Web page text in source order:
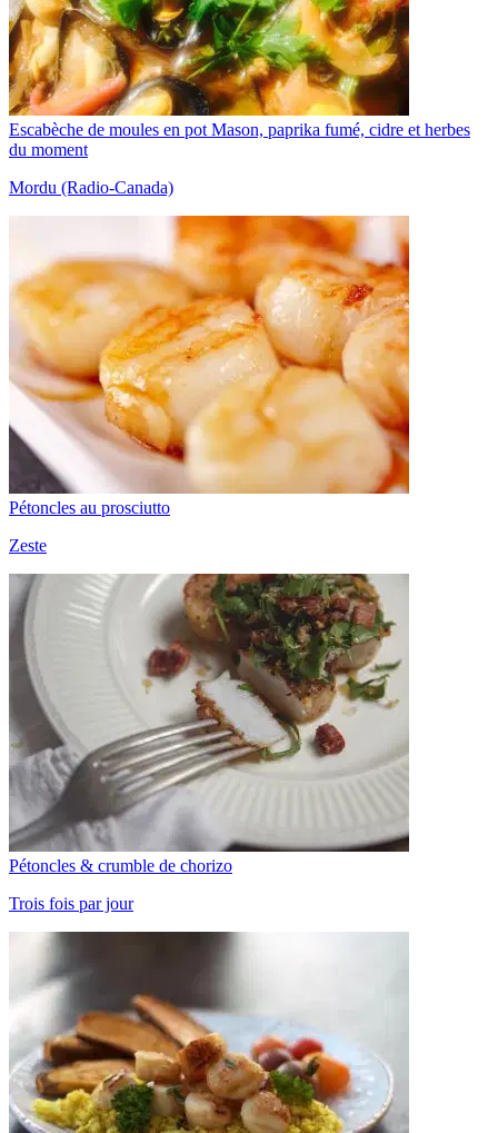
Escabèche de moules en pot Mason, paprika fumé, cidre et herbes
du moment
Mordu (Radio-Canada)
Pétoncles au prosciutto
Zeste
Pétoncles & crumble de chorizo
Trois fois par jour